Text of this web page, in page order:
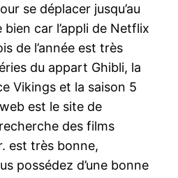
se déplacer jusqu’au
car l’appli de Netflix
de l’année est très
du appart Ghibli, la
Vikings et la saison 5
est le site de
des films
est très bonne,
possédez d’une bonne